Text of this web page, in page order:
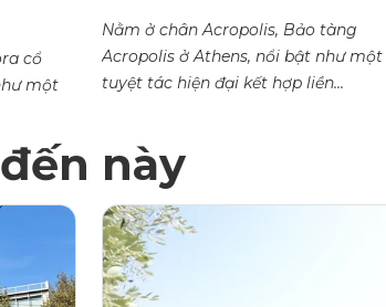
cổ
một
Nằm ở chân Acropolis, Bảo tàng
Acropolis ở Athens, nổi bật như một
tuyệt tác hiện đại kết hợp liền...
này